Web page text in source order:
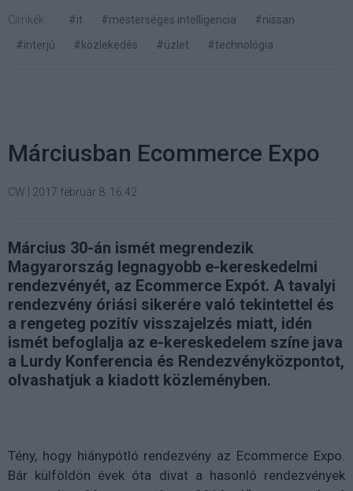
Címkék: #it #mesterséges intelligencia
#nissan
#interjú
#közlekedés #üzlet #technológia
Márciusban Ecommerce Expo
CW | 2017 február 8. 16:42
Március 30-án ismét megrendezik
Magyarország legnagyobb e-kereskedelmi
rendezvényét, az Ecommerce Expót. A tavalyi
rendezvény óriási sikerére való tekintettel és
a rengeteg pozitív visszajelzés miatt, idén
ismét befoglalja az e-kereskedelem színe java
a Lurdy Konferencia és Rendezvényközpontot,
olvashatjuk a kiadott közleményben.
Tény, hogy hiánypótló rendezvény az Ecommerce Expo.
Bár külföldön évek óta divat a hasonló rendezvények